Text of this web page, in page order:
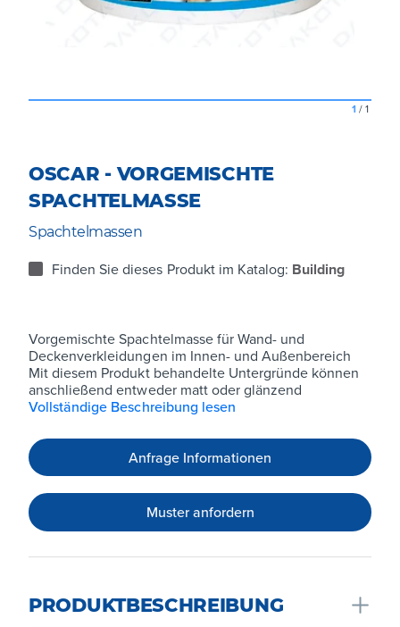
1 /1
OSCAR - VORGEMISCHTE
SPACHTELMASSE
Spachtelmassen
Finden Sie dieses Produkt im Katalog: Building
Vorgemischte Spachtelmasse für Wand- und
Deckenverkleidungen im Innen- und Außenbereich
Mit diesem Produkt behandelte Untergründe können
anschließend entweder matt oder glänzend
Vollständige Beschreibung lesen
Anfrage Informationen
Muster anfordern
PRODUKTBESCHREIBUNG